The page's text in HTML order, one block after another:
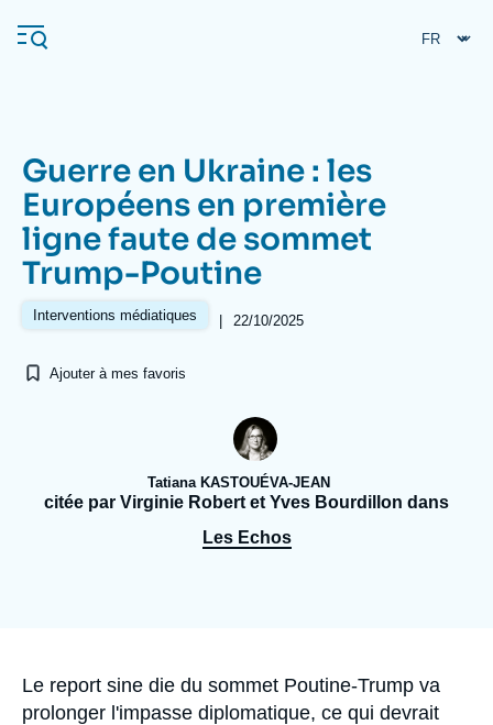
au
contenu
Navigation
principale
L'Ifri
Analyses
Se connecter
Guerre en Ukraine : les
Européens en première
ligne faute de sommet
Trump-Poutine
Interventions médiatiques | 22/10/2025
Ajouter à mes favoris
Tatiana KASTOUÉVA-JEAN
citée par Virginie Robert et Yves Bourdillon dans
Les Echos
Accroche
Le report sine die du sommet Poutine-Trump va
prolonger l'impasse diplomatique, ce qui devrait